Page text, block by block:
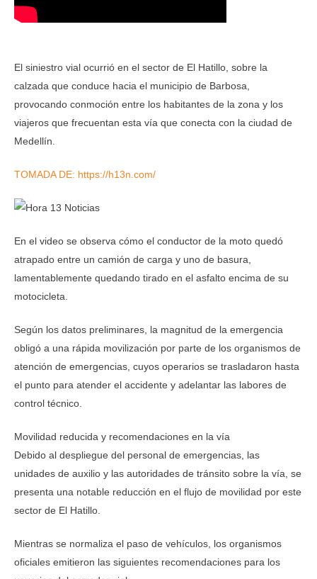
El siniestro vial ocurrió en el sector de El Hatillo, sobre la
calzada que conduce hacia el municipio de Barbosa,
provocando conmoción entre los habitantes de la zona y los
viajeros que frecuentan esta vía que conecta con la ciudad de
Medellín.
TOMADA DE: https://h13n.com/
En el video se observa cómo el conductor de la moto quedó
atrapado entre un camión de carga y uno de basura,
lamentablemente quedando tirado en el asfalto encima de su
motocicleta.
Según los datos preliminares, la magnitud de la emergencia
obligó a una rápida movilización por parte de los organismos de
atención de emergencias, cuyos operarios se trasladaron hasta
el punto para atender el accidente y adelantar las labores de
control técnico.
Movilidad reducida y recomendaciones en la vía
Debido al despliegue del personal de emergencias, las
unidades de auxilio y las autoridades de tránsito sobre la vía, se
presenta una notable reducción en el flujo de movilidad por este
sector de El Hatillo.
Mientras se normaliza el paso de vehículos, los organismos
oficiales emitieron las siguientes recomendaciones para los